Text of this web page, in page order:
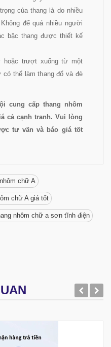
của thang là do nhiều
để quá nhiều người
bậc thang được thiết kế
hoặc trượt xuống từ một
có thể làm thang đổ và đè
cung cấp thang nhôm
cả cạnh tranh. Vui lòng
tư vấn và báo giá tốt
chữ A
chữ A giá tốt
nhôm chữ a sơn tĩnh điện